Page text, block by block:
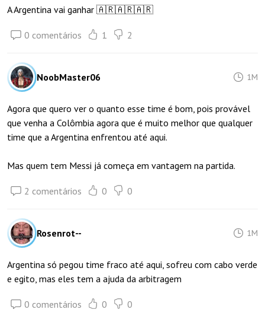
A Argentina vai ganhar 🇦🇷🇦🇷🇦🇷
0 comentários 1 2
NoobMaster06 1M
Agora que quero ver o quanto esse time é bom, pois provável
que venha a Colômbia agora que é muito melhor que qualquer
time que a Argentina enfrentou até aqui.
Mas quem tem Messi já começa em vantagem na partida.
2 comentários 0 0
Rosenrot-- 1M
Argentina só pegou time fraco até aqui, sofreu com cabo verde
e egito, mas eles tem a ajuda da arbitragem
0 comentários 0 0